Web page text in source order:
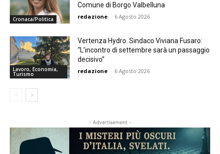
Cronaca/Politica
Comune di Borgo Valbelluna
redazione - 6 Agosto 2026
Lavoro, Economia,
Turismo
Vertenza Hydro. Sindaco Viviana Fusaro:
“L’incontro di settembre sarà un passaggio
decisivo”
redazione - 6 Agosto 2026
- Advertisement -